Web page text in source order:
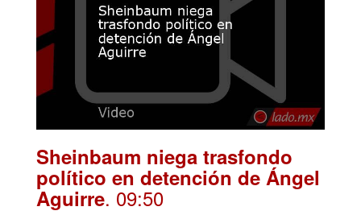
Sheinbaum niega trasfondo
político en detención de Ángel
Aguirre. 09:50